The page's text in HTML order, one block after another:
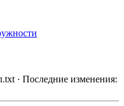
· Последние изменения: